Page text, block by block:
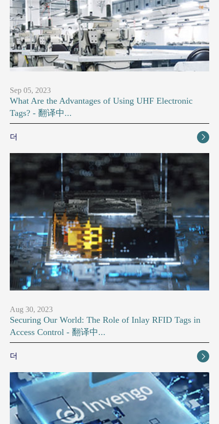
Sep 05, 2023
What Are the Advantages of Using UHF Electronic
Tags? - 翻译中...
더 
Aug 30, 2023
Securing Our World: The Role of Inlay RFID Tags in
Access Control - 翻译中...
더 